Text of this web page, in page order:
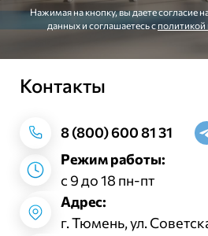
Нажимая на кнопку, вы даете согласие
данных и соглашаетесь c
Контакты
8 (800) 600 81 31
Режим работы:
с 9 до 18 пн-пт
Адрес:
г. Тюмень, ул.